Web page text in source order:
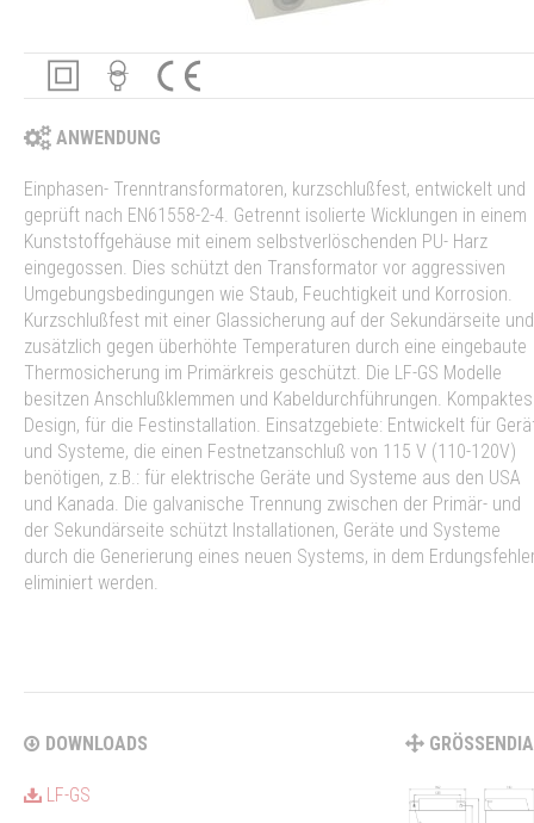
ANWENDUNG
Einphasen- Trenntransformatoren, kurzschlußfest, entwickelt und
geprüft nach EN61558-2-4. Getrennt isolierte Wicklungen in einem
Kunststoffgehäuse mit einem selbstverlöschenden PU- Harz
eingegossen. Dies schützt den Transformator vor aggressiven
Umgebungsbedingungen wie Staub, Feuchtigkeit und Korrosion.
Kurzschlußfest mit einer Glassicherung auf der Sekundärseite und
zusätzlich gegen überhöhte Temperaturen durch eine eingebaute
Thermosicherung im Primärkreis geschützt. Die LF-GS Modelle
besitzen Anschlußklemmen und Kabeldurchführungen. Kompaktes
Design, für die Festinstallation. Einsatzgebiete: Entwickelt für
und Systeme, die einen Festnetzanschluß von 115 V (110-120V)
benötigen, z.B.: für elektrische Geräte und Systeme aus den USA
und Kanada. Die galvanische Trennung zwischen der Primär- und
der Sekundärseite schützt Installationen, Geräte und Systeme
durch die Generierung eines neuen Systems, in dem
eliminiert werden.
DOWNLOADS
LF-GS